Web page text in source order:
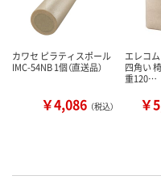
カワセ ピラティスポール
IMC-54NB 1個（直送品）
￥4,086 （税込）
エレコ
四角い
重120…
￥